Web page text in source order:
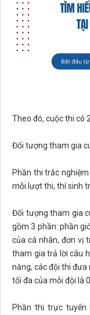
Theo đó, cuộc thi có
Đối tượng tham gia
Phần thi trắc
mỗi lượt thi, thí sinh
Đối tượng tham gia
gồm 3 phần: phần
của cá nhân, đơn vị
tham gia trả lời câu
năng, các đội thi
tối đa của mỗi đội là
Phần thi trực